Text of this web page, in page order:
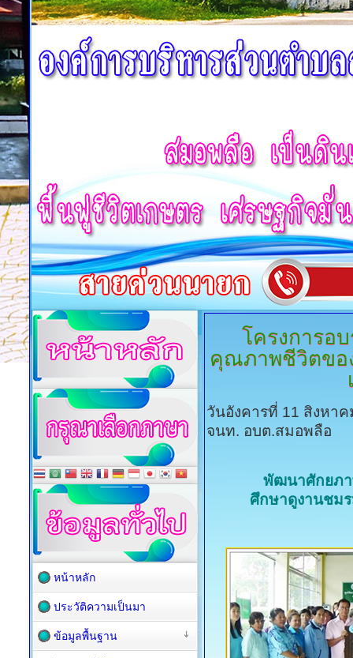
โครงการอ
คุณภาพชีวิตขอ
วันอังคารที่ 11 สิงหา
จนท. อบต.สมอพลือ
พัฒนาศักยภา
ศึกษาดูงานชม
หน้าหลัก
ประวัติความเป็นมา
ข้อมูลพื้นฐาน